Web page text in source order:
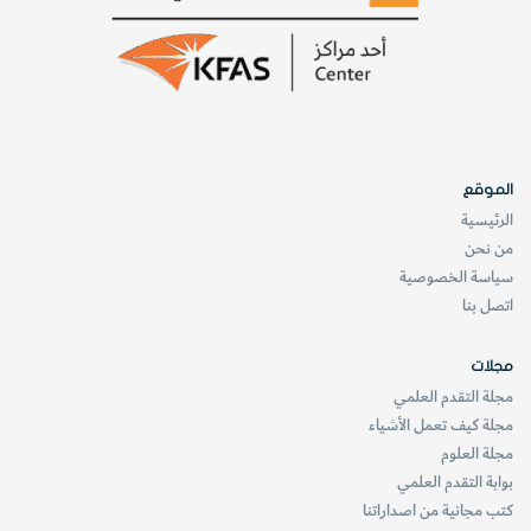
الموقع
الرئيسية
من نحن
سياسة الخصوصية
اتصل بنا
مجلات
مجلة التقدم العلمي
مجلة كيف تعمل الأشياء
مجلة العلوم
بوابة التقدم العلمي
كتب مجانية من اصداراتنا